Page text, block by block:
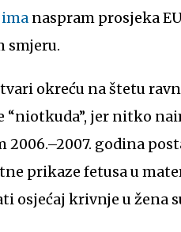
naspram prosjeka
smjeru.
okreću na štetu
“niotkuda”, jer nitko
2006.–2007. godina
prikaze fetusa u
osjećaj krivnje u žena